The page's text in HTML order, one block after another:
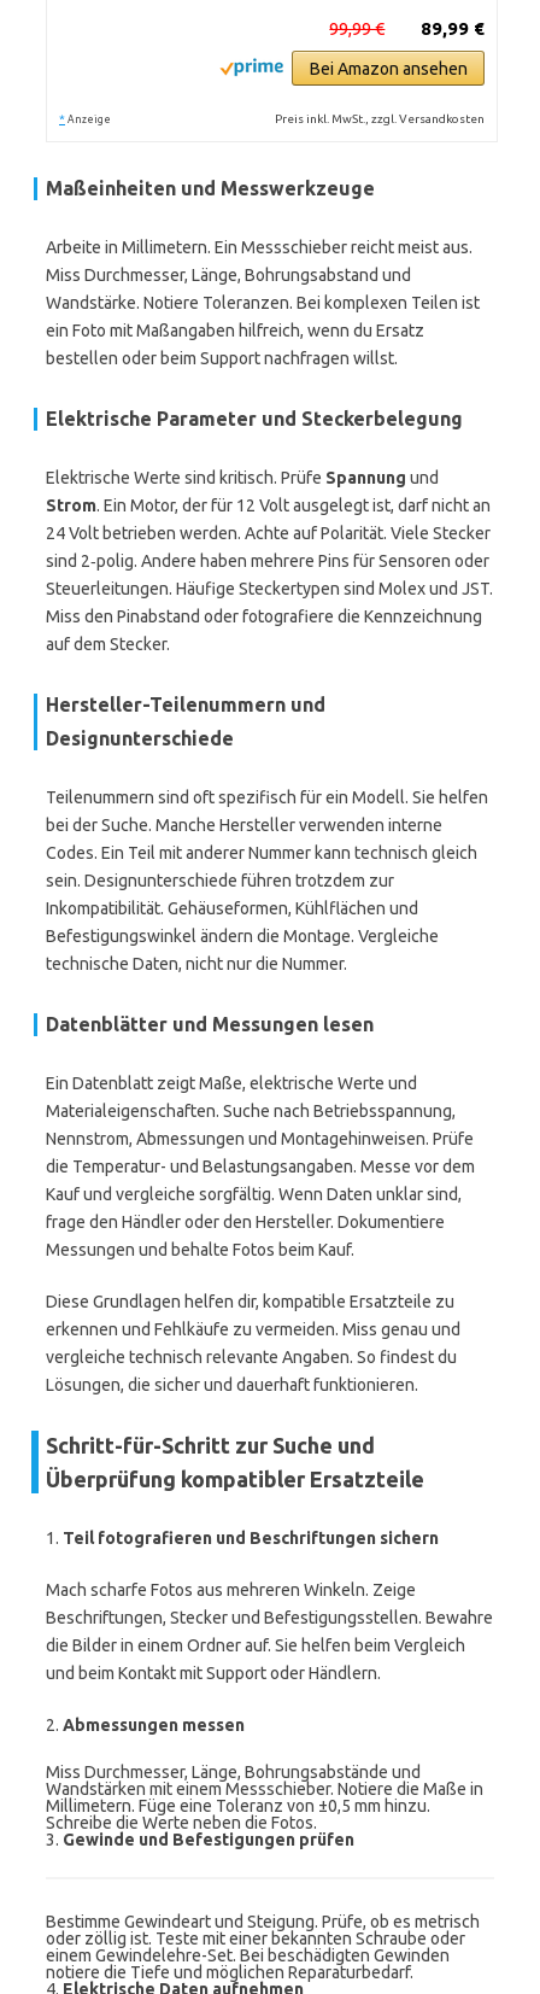
89,99 €
99,99 €
Bei Amazon ansehen
* Anzeige Preis inkl. MwSt., zzgl. Versandkosten
Maßeinheiten und Messwerkzeuge
Arbeite in Millimetern. Ein Messschieber reicht meist aus.
Miss Durchmesser, Länge, Bohrungsabstand und
Wandstärke. Notiere Toleranzen. Bei komplexen Teilen ist
ein Foto mit Maßangaben hilfreich, wenn du Ersatz
bestellen oder beim Support nachfragen willst.
Elektrische Parameter und Steckerbelegung
Elektrische Werte sind kritisch. Prüfe Spannung und
Strom. Ein Motor, der für 12 Volt ausgelegt ist, darf nicht an
24 Volt betrieben werden. Achte auf Polarität. Viele Stecker
sind 2‑polig. Andere haben mehrere Pins für Sensoren oder
Steuerleitungen. Häufige Steckertypen sind Molex und JST.
Miss den Pinabstand oder fotografiere die Kennzeichnung
auf dem Stecker.
Hersteller-Teilenummern und
Designunterschiede
Teilenummern sind oft spezifisch für ein Modell. Sie helfen
bei der Suche. Manche Hersteller verwenden interne
Codes. Ein Teil mit anderer Nummer kann technisch gleich
sein. Designunterschiede führen trotzdem zur
Inkompatibilität. Gehäuseformen, Kühlflächen und
Befestigungswinkel ändern die Montage. Vergleiche
technische Daten, nicht nur die Nummer.
Datenblätter und Messungen lesen
Ein Datenblatt zeigt Maße, elektrische Werte und
Materialeigenschaften. Suche nach Betriebsspannung,
Nennstrom, Abmessungen und Montagehinweisen. Prüfe
die Temperatur- und Belastungsangaben. Messe vor dem
Kauf und vergleiche sorgfältig. Wenn Daten unklar sind,
frage den Händler oder den Hersteller. Dokumentiere
Messungen und behalte Fotos beim Kauf.
Diese Grundlagen helfen dir, kompatible Ersatzteile zu
erkennen und Fehlkäufe zu vermeiden. Miss genau und
vergleiche technisch relevante Angaben. So findest du
Lösungen, die sicher und dauerhaft funktionieren.
Schritt-für-Schritt zur Suche und
Überprüfung kompatibler Ersatzteile
1. Teil fotografieren und Beschriftungen sichern
Mach scharfe Fotos aus mehreren Winkeln. Zeige
Beschriftungen, Stecker und Befestigungsstellen. Bewahre
die Bilder in einem Ordner auf. Sie helfen beim Vergleich
und beim Kontakt mit Support oder Händlern.
2. Abmessungen messen
Miss Durchmesser, Länge, Bohrungsabstände und
Wandstärken mit einem Messschieber. Notiere die Maße in
Millimetern. Füge eine Toleranz von ±0,5 mm hinzu.
Schreibe die Werte neben die Fotos.
3. Gewinde und Befestigungen prüfen
Bestimme Gewindeart und Steigung. Prüfe, ob es metrisch
oder zöllig ist. Teste mit einer bekannten Schraube oder
einem Gewindelehre-Set. Bei beschädigten Gewinden
notiere die Tiefe und möglichen Reparaturbedarf.
4. Elektrische Daten aufnehmen